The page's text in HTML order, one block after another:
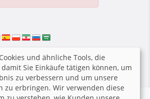
und ähnliche Tools, die
Sie Einkäufe tätigen können, um
zu verbessern und um unsere
zu erbringen. Wir verwenden diese